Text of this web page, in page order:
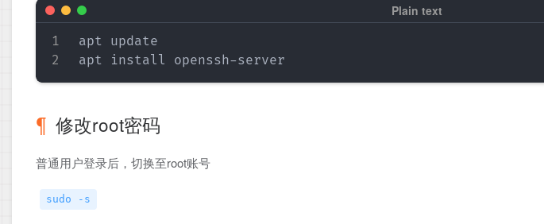
apt update
修改root密码
普通用户登录后，切换至root账号
sudo -s